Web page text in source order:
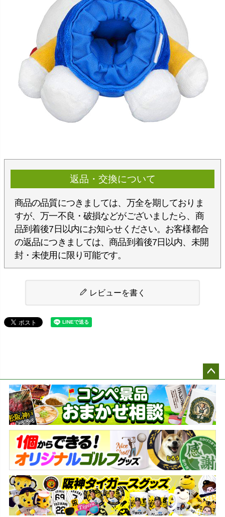
返品・交換について
商品の品質につきましては、万全を期しておりま
すが、万一不良・破損などがございましたら、商
品到着後7日以内にお知らせください。お客様都合
の返品につきましては、商品到着後7日以内、未開
封・未使用に限り可能です。
レビューを書く
ペー
ジト
ップ
へ